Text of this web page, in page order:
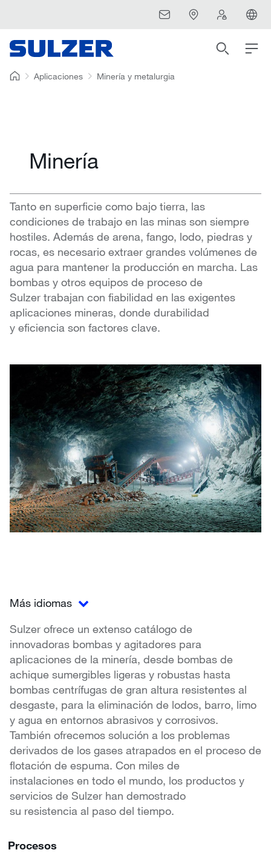
Aplicaciones Minería y metalurgia
Minería
Tanto en superficie como bajo tierra, las
condiciones de trabajo en las minas son siempre
hostiles. Además de arena, fango, lodo, piedras y
rocas, es necesario extraer grandes volúmenes de
agua para mantener la producción en marcha. Las
bombas y otros equipos de proceso de
Sulzer trabajan con fiabilidad en las exigentes
aplicaciones mineras, donde durabilidad
y eficiencia son factores clave.
Más idiomas
Sulzer ofrece un extenso catálogo de
innovadoras bombas y agitadores para
aplicaciones de la minería, desde bombas de
achique sumergibles ligeras y robustas hasta
bombas centrífugas de gran altura resistentes al
desgaste, para la eliminación de lodos, barro, limo
y agua en entornos abrasivos y corrosivos.
También ofrecemos solución a los problemas
derivados de los gases atrapados en el proceso de
flotación de espuma. Con miles de
instalaciones en todo el mundo, los productos y
servicios de Sulzer han demostrado
su resistencia al paso del tiempo.
Procesos